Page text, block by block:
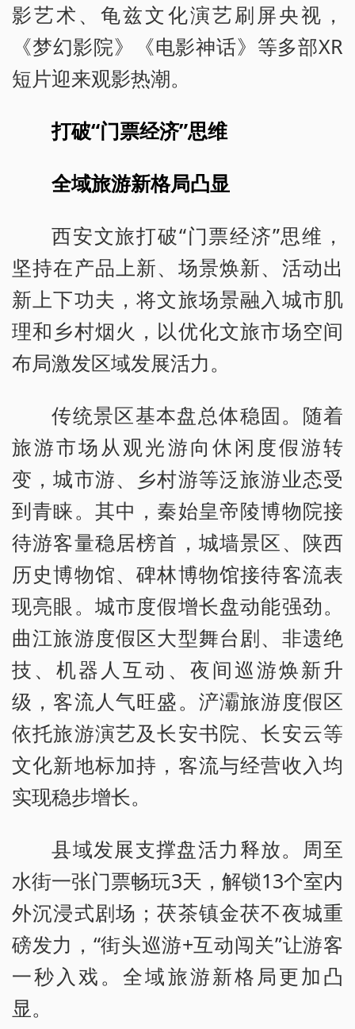
影艺术、龟兹文化演艺刷屏央视，
《梦幻影院》《电影神话》等多部XR
短片迎来观影热潮。
打破“门票经济”思维
全域旅游新格局凸显
西安文旅打破“门票经济”思维，
坚持在产品上新、场景焕新、活动出
新上下功夫，将文旅场景融入城市肌
理和乡村烟火，以优化文旅市场空间
布局激发区域发展活力。
传统景区基本盘总体稳固。随着
旅游市场从观光游向休闲度假游转
变，城市游、乡村游等泛旅游业态受
到青睐。其中，秦始皇帝陵博物院接
待游客量稳居榜首，城墙景区、陕西
历史博物馆、碑林博物馆接待客流表
现亮眼。城市度假增长盘动能强劲。
曲江旅游度假区大型舞台剧、非遗绝
技、机器人互动、夜间巡游焕新升
级，客流人气旺盛。浐灞旅游度假区
依托旅游演艺及长安书院、长安云等
文化新地标加持，客流与经营收入均
实现稳步增长。
县域发展支撑盘活力释放。周至
水街一张门票畅玩3天，解锁13个室内
外沉浸式剧场；茯茶镇金茯不夜城重
磅发力，“街头巡游+互动闯关”让游客
一秒入戏。全域旅游新格局更加凸
显。